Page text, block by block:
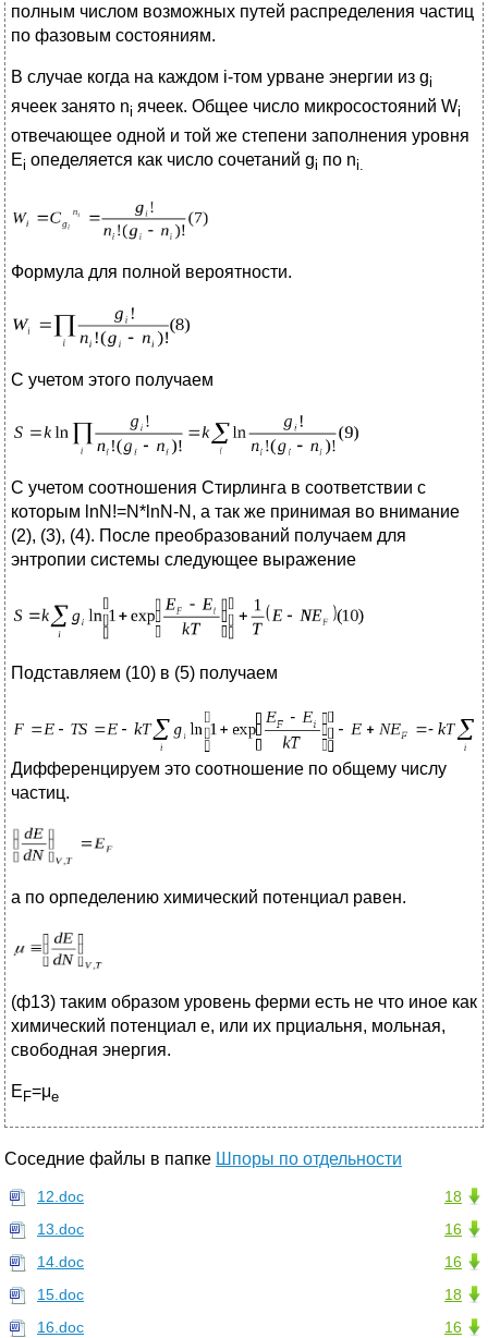
полным числом возможных путей распределения частиц
по фазовым состояниям.
В случае когда на каждом i-том урване энергии из gi
ячеек занято ni ячеек. Общее число микросостояний Wi
отвечающее одной и той же степени заполнения уровня
Ei опеделяется как число сочетаний gi по ni.
Формула для полной вероятности.
С учетом этого получаем
С учетом соотношения Стирлинга в соответствии с
которым lnN!=N*lnN-N, а так же принимая во внимание
(2), (3), (4). После преобразований получаем для
энтропии системы следующее выражение
Подставляем (10) в (5) получаем
Дифференцируем это соотношение по общему числу
частиц.
а по орпеделению химический потенциал равен.
(ф13) таким образом уровень ферми есть не что иное как
химический потенциал е, или их прциальня, мольная,
свободная энергия.
EF=μe
Соседние файлы в папке Шпоры по отдельности
18
12.doc
16
13.doc
16
14.doc
18
15.doc
16
16.doc